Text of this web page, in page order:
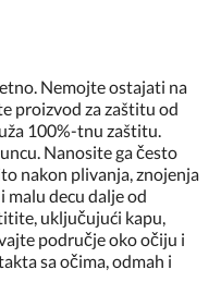
Nemojte ostajati na
proizvod za zaštitu od
100%-tnu zaštitu.
Nanosite ga često
nakon plivanja, znojenja
malu decu dalje od
uključujući kapu,
područje oko očiju i
sa očima, odmah i